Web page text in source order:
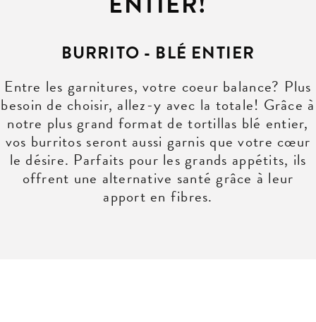
BURRITO - BLÉ ENTIER
Entre les garnitures, votre coeur balance? Plus
besoin de choisir, allez-y avec la totale! Grâce à
notre plus grand format de tortillas blé entier,
vos burritos seront aussi garnis que votre cœur
le désire. Parfaits pour les grands appétits, ils
offrent une alternative santé grâce à leur
apport en fibres.